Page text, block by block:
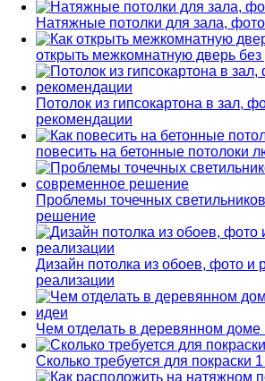
Натяжные потолки для зала,
открыть межкомнатную дверь без
Потолок из гипсокартона в зал,
рекомендации
повесить на бетонные потолоки
Проблемы точечных
решение
Дизайн потолка из обоев, фото и
реализации
Чем отделать в деревянном доме
Сколько требуется для покраски